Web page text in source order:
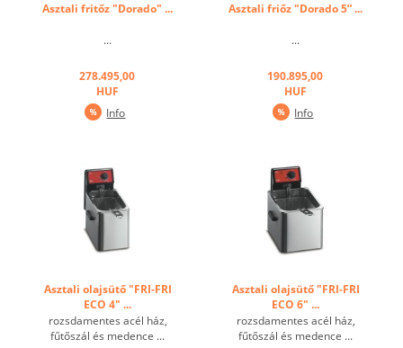
Asztali fritőz "Dorado" ...
...
278.495,00
HUF
Info
Asztali friőz "Dorado 5” ...
...
190.895,00
HUF
Info
Asztali olajsütő "FRI-FRI
ECO 4" ...
rozsdamentes acél ház,
fűtőszál és medence ...
Asztali olajsütő "FRI-FRI
ECO 6" ...
rozsdamentes acél ház,
fűtőszál és medence ...